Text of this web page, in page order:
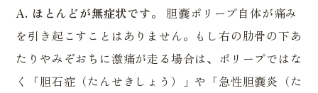
A. ほとんどが無症状です。
胆嚢ポリープ自体が痛み
を引き起こすことはありません。もし右の肋骨の下あ
たりやみぞおちに激痛が走る場合は、ポリープではな
く「胆石症（たんせきしょう）」や「急性胆嚢炎（た